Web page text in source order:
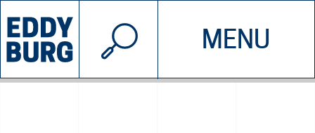
MENU
INIZIATIVE CHI SIAMO
© 2026 EDDYBURG